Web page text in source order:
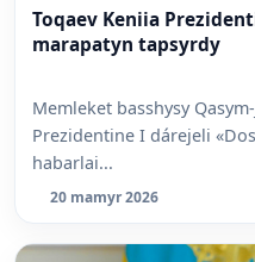
Toqaev Keniia
marapatyn tapsyrdy
Memleket basshysy
Prezidentine I dárejeli
habarlai...
20 mamyr 2026